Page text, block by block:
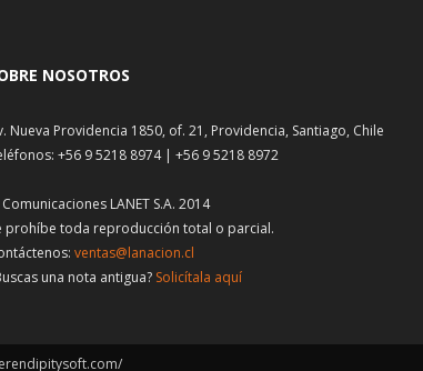
NOSOTROS
Nueva Providencia 1850, of. 21, Providencia, Santiago, Chile
+56 9 5218 8974 | +56 9 5218 8972
LANET S.A. 2014
prohíbe toda reproducción total o parcial.
ventas@lanacion.cl
una nota antigua? Solicítala aquí